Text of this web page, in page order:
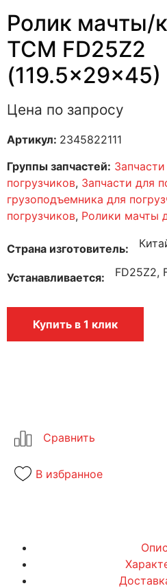
Ролик мачты/
TCM FD25Z2
(119.5x29x45)
Цена по запросу
Артикул: 2345822111
Группы запчастей:
погрузчиков, Запчасти для
грузоподъемника для
погрузчиков, Ролики мачты
Страна изготовитель
Устанавливается FD25Z2,
Купить в 1 клик
В избранное